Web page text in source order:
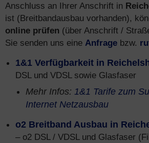
Anschluss an Ihrer Anschrift in
ist (Breitbandausbau vorhanden),
online prüfen (über Anschrift /
Sie senden uns eine Anfrage bzw.
1&1 Verfügbarkeit in
DSL und VDSL sowie Glasfaser
Mehr Infos: 1&1 Tarife zum
Internet Netzausbau
o2 Breitband Ausbau in
– o2 DSL / VDSL und Glasfaser